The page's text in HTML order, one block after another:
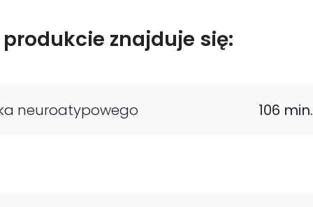
znajduje się:
neuroatypowego 106 min.